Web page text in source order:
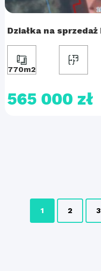
Działka na
770m2
565 000 zł
1 2 3